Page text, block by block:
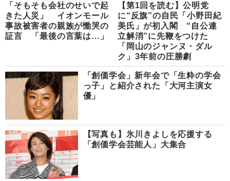
「そもそも会社のせいで起
きた人災」 イオンモール
事故被害者の親族が慟哭の
証言 「最後の言葉は…」
【第1回を読む】公明党
に“反旗”の自民「小野田紀
美氏」が初入閣 “自公連
立解消”に先鞭をつけた
「岡山のジャンヌ・ダル
ク」3年前の圧勝劇
「創価学会」新年会で「生粋の学会
っ子」と紹介された「大河主演女
優」
【写真も】氷川きよしを応援する
「創価学会芸能人」大集合